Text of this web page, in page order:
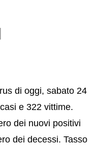
di oggi, sabato 24
e 322 vittime.
dei nuovi positivi
dei decessi. Tasso